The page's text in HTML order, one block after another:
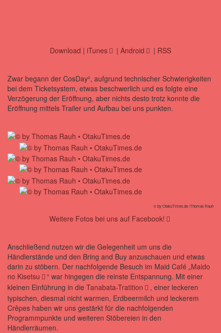
Download | iTunes | Android | RSS
Zwar begann der CosDay², aufgrund technischer Schwierigkeiten
bei dem Ticketsystem, etwas beschwerlich und es folgte eine
Verzögerung der Eröffnung, aber nichts desto trotz konnte die
Eröffnung mittels Trailer und Aufbau bei uns punkten.
© by OtakuTimes.de /Thomas Rauh
Weitere Fotos bei uns auf Facebook!
Anschließend nutzen wir die Gelegenheit um uns die
Händlerstände und den Bring and Buy anzuschauen und etwas
darin zu stöbern. Der nachfolgende Besuch im Maid Café „Maido
no Kisetsu
“ war hingegen die reinste Entspannung. Mit einer
kleinen Einführung in die Tanabata-Tratition
, einer leckeren
typischen, diesmal nicht warmen, Erdbeermilch und leckerem
Crêpes haben wir uns gestärkt für die nachfolgenden
Programmpunkte und weiteren Stöbereien in den
Händlerräumen.